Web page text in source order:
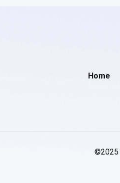
Home
©2025